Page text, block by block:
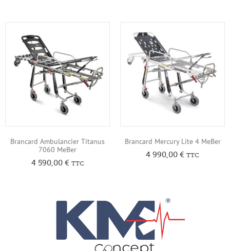
Brancard Ambulancier Titanus
7060 MeBer
4 590,00 € TTC
Brancard Mercury Lite 4 MeBer
4 990,00 € TTC